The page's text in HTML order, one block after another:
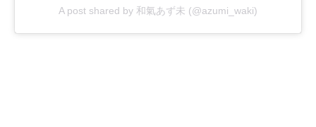
A post shared by 和氣あず未 (@azumi_waki)